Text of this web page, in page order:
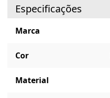
Especificações
Marca
Cor
Material